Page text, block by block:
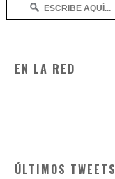
EN LA RED
ÚLTIMOS TWEETS